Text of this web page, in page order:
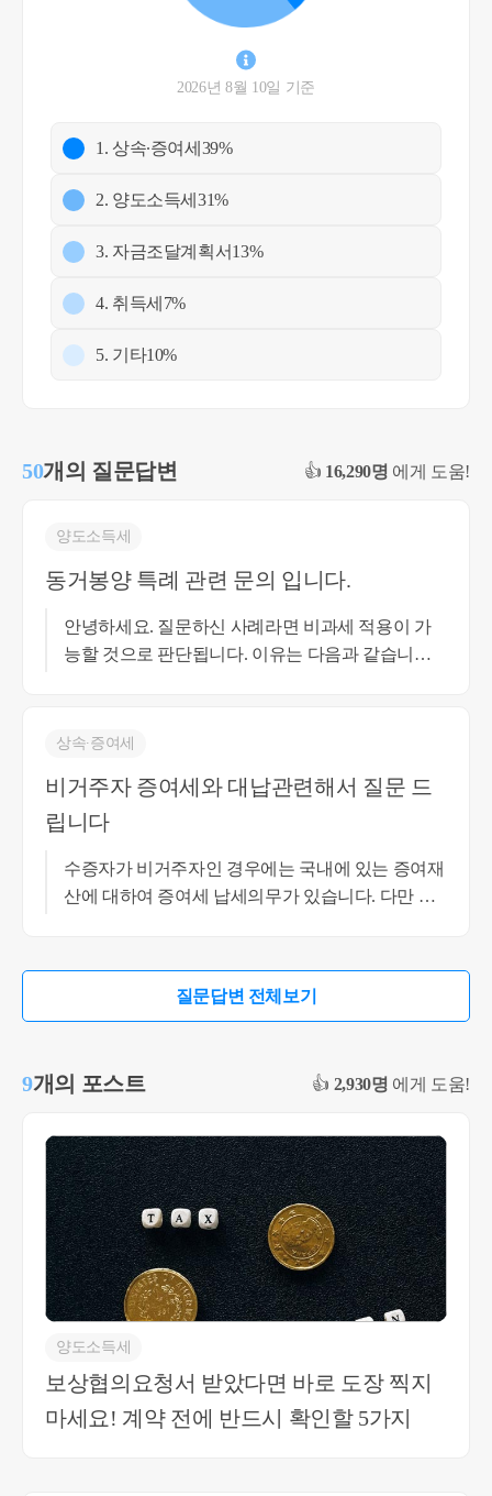
2026년 8월 10일 기준
1. 상속∙증여세 39%
2. 양도소득세31%
3. 자금조달계획서13%
4. 취득세 7%
5. 기타10%
50개의 질문답변 👍 16,290명 에게 도움!
양도소득세
동거봉양 특례 관련 문의 입니다.
안녕하세요. 질문하신 사례라면 비과세 적용이 가
능할 것으로 판단됩니다. 이유는 다음과 같습니다.
하기 위한 제도입니다. 따라서 중요한 것은 실제로
부모님이 자녀 소유 주택에서 추가로 2년 이상 거주
하여야 한다는 사후관리 규정은 소득세법이나 시행
적용되는 경우에도 최종적으로는 소득세법 시행령
제154조의 1세대1주택 비과세 요건을 적용하게 되
것으로 보입니다. 따라서 부모님이 합가 이후 2년을
추가로 거주하지 않았다는 이유만으로 비과세가 부
건을 충족하지 못한 경우라도 나머지 세대원이 거
사례가 있으며, 거주요건을 세대원 전원이 각각 충
족해야 한다고 해석하고 있지는 않습니다. 따라서
질문하신 사례에서는 세대합가 이전에 이미 자녀가
2년 거주요건을 충족하였고, 부모님 주택도 동거봉
양 특례에 따라 처분한 이상 부모님이 합가 후 추가
로 2년을 거주하여야 한다거나, 잔금 전에 세대분리
를 해야 한다는 법적 근거는 없는 것으로 판단됩니
다. 즉, 현재 사실관계만으로는 동거봉양 특례를 적
보기는 어렵고, 별도의 세대분리 없이도 1세대1주
택 비과세 적용이 가능할 것으로 판단됩니다.
상속∙증여세
비거주자 증여세와 대납관련해서 질문 드
립니다
수증자가 비거주자인 경우에는 국내에 있는 증여재
산에 대하여 증여세 납세의무가 있습니다. 다만 증
증여세가 과세되지는 않습니다. 또한 비거주자에
183, 2019.6.19.). 한편 증여세는 수증자별로 계산하
을 각각 증여하는 경우에는 각자의 과세가액을 기
준으로 증여세가 산정되며, 비거주자는 배우자·직
계존비속 등 증여재산공제가 적용되지 않으므로 다
른 공제사항이 없다면 각각 1억원에 대한 증여세율
은 10% 구간에 해당됩니다.
질문답변 전체보기
9개의 포스트 👍 2,930명 에게 도움!
양도소득세
보상협의요청서 받았다면 바로 도장 찍지
마세요! 계약 전에 반드시 확인할 5가지